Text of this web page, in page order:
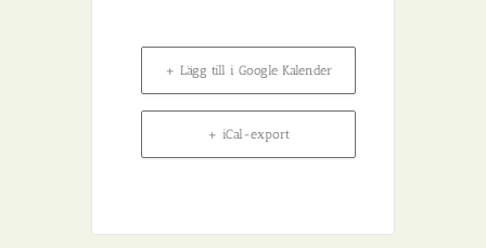
+ Lägg till i Google Kalender
+ iCal-export